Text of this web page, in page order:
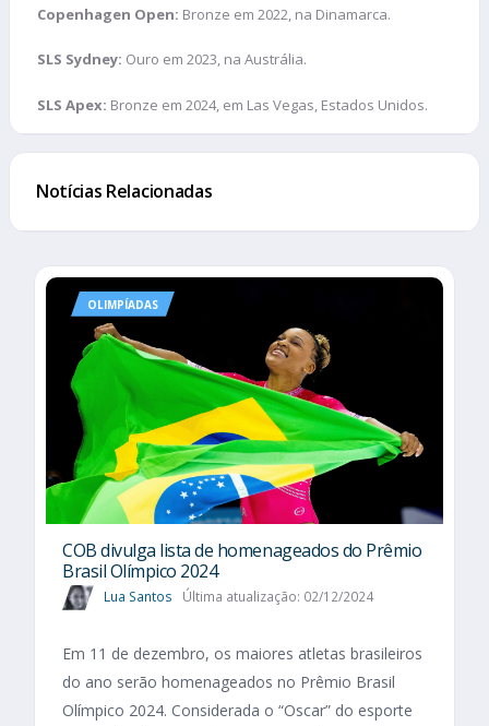
Copenhagen Open: Bronze em 2022, na Dinamarca.
SLS Sydney: Ouro em 2023, na Austrália.
SLS Apex: Bronze em 2024, em Las Vegas, Estados Unidos.
Notícias Relacionadas
OLIMPÍADAS
COB divulga lista de homenageados do Prêmio
Brasil Olímpico 2024
Lua Santos Última atualização: 02/12/2024
Em 11 de dezembro, os maiores atletas brasileiros
do ano serão homenageados no Prêmio Brasil
Olímpico 2024. Considerada o “Oscar” do esporte